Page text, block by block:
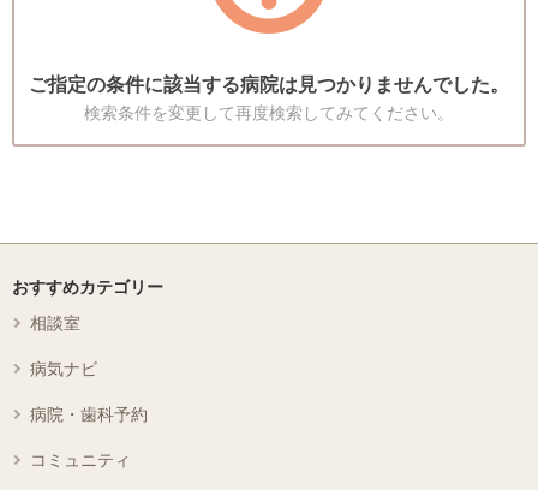
ご指定の条件に該当する病院は見つかりませんでした。
検索条件を変更して再度検索してみてください。
おすすめカテゴリー
相談室
病気ナビ
病院・歯科予約
コミュニティ